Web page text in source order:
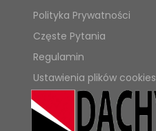
Polityka Prywatności
Częste Pytania
Regulamin
Ustawienia plików cookies